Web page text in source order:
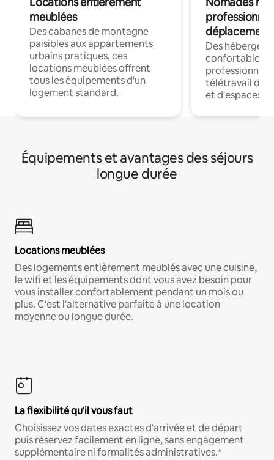
meublées
Des cabanes de montagne
paisibles aux appartements
urbains pratiques, ces
locations meublées offrent
tous les équipements d'un
logement standard.
déplacement
Des
confortables
professionnels
télétravail
et d'espaces
Équipements et avantages des séjours
longue durée
Locations meublées
Des logements entièrement meublés avec une cuisine,
le wifi et les équipements dont vous avez besoin pour
vous installer confortablement pendant un mois ou
plus. C'est l'alternative parfaite à une location
moyenne ou longue durée.
La flexibilité qu'il vous faut
Choisissez vos dates exactes d'arrivée et de départ
puis réservez facilement en ligne, sans engagement
supplémentaire ni formalités administratives.*